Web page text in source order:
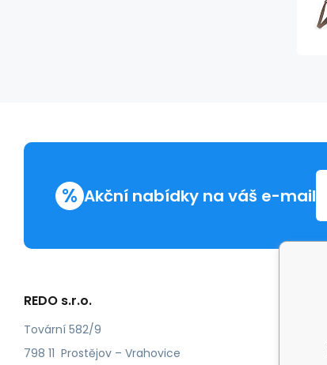
% Akční nabídky na váš e-mail
REDO s.r.o.
Tovární 582/9
798 11 Prostějov – Vrahovice